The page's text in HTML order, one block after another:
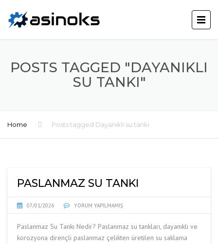
POSTS TAGGED "DAYANIKLI
SU TANKI"
Home Posts tagged Dayanıklı su tankı
PASLANMAZ SU TANKI
07/01/2026 YORUM YAPILMAMIŞ
Paslanmaz Su Tankı Nedir? Paslanmaz su tankları, dayanıklı ve
korozyona dirençli paslanmaz çelikten üretilen su saklama